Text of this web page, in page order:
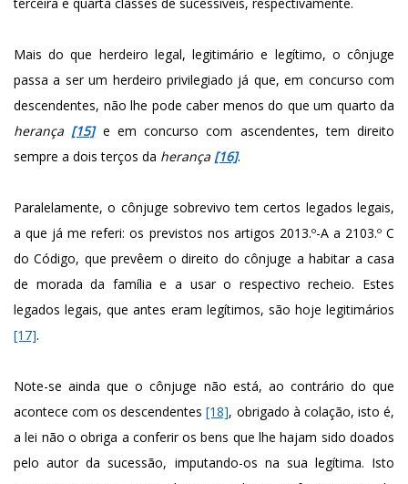
Mais do que herdeiro legal, legitimário e legítimo, o cônjuge
passa a ser um herdeiro privilegiado já que, em concurso com
descendentes, não lhe pode caber menos do que um quarto da
herança [15]e em concurso com ascendentes, tem direito
sempre a dois terços da herança [16].
Paralelamente, o cônjuge sobrevivo tem certos legados legais,
a que já me referi: os previstos nos artigos 2013.º-A a 2103.º C
do Código, que prevêem o direito do cônjuge a habitar a casa
de morada da família e a usar o respectivo recheio. Estes
legados legais, que antes eram legítimos, são hoje legitimários
[17].
Note-se ainda que o cônjuge não está, ao contrário do que
acontece com os descendentes[18], obrigado à colação, isto é,
a lei não o obriga a conferir os bens que lhe hajam sido doados
pelo autor da sucessão, imputando-os na sua legítima. Isto